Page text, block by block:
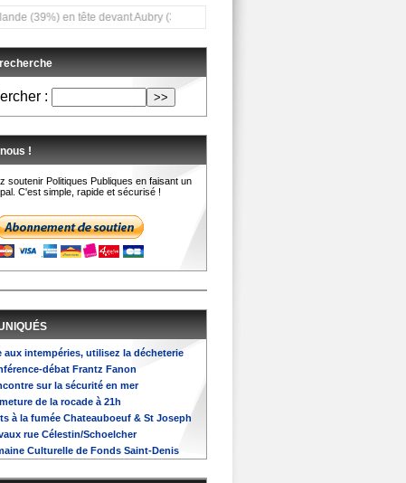
en tête devant Aubry (31%) *** Tensions populaires autour de la vie chère à
:
!
soutenir Politiques Publiques en faisant un
C'est simple, rapide et sécurisé !
aux intempéries, utilisez la décheterie
débat Frantz Fanon
sur la sécurité en mer
de la rocade à 21h
à la fumée Chateauboeuf & St Joseph
rue Célestin/Schoelcher
Culturelle de Fonds Saint-Denis